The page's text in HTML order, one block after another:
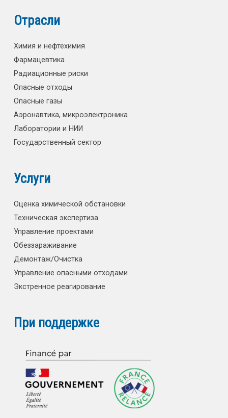
Отрасли
Химия и нефтехимия
Фармацевтика
Радиационные риски
Опасные отходы
Опасные газы
Аэронавтика, микроэлектроника
Лаборатории и НИИ
Государственный сектор
Услуги
Оценка химической обстановки
Техническая экспертиза
Управление проектами
Обеззараживание
Демонтаж/Очистка
Управление опасными отходами
Экстренное реагирование
При поддержке